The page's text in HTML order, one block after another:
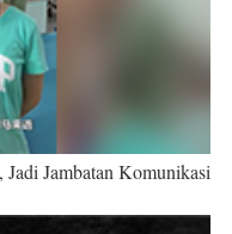
Jambatan Komunikasi